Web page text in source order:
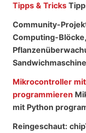
Tipps & Tricks
Community-
Computing-Blöcke,
Sandwichmaschine
Mikrocontroller
programmieren
mit Python
Reingeschaut: